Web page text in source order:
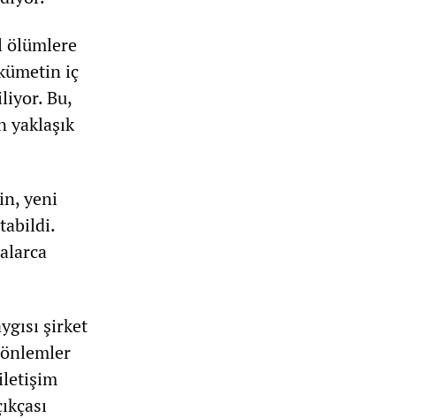
ölümlere
iç
Bu,
yaklaşık
yeni
şirket
iletişim